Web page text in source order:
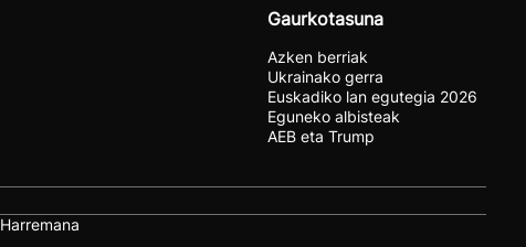
Gaurkotasuna
Azken berriak
Ukrainako gerra
Euskadiko lan egutegia 2026
Eguneko albisteak
AEB eta Trump
Harremana